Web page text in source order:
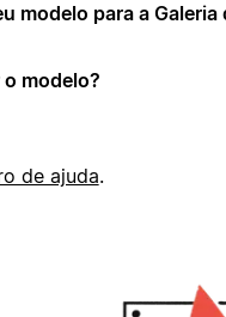
modelo para a
modelo?
de ajuda.